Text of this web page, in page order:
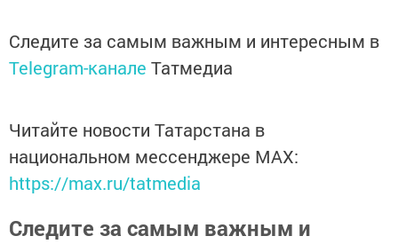
Следите за самым важным и интересным в
Telegram-канале Татмедиа
Читайте новости Татарстана в
национальном мессенджере MАХ:
https://max.ru/tatmedia
Следите за самым важным и